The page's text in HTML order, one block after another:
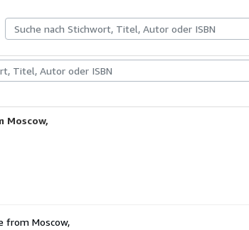
BücherKunst & Sammlerstücke
Moscow,
from Moscow,